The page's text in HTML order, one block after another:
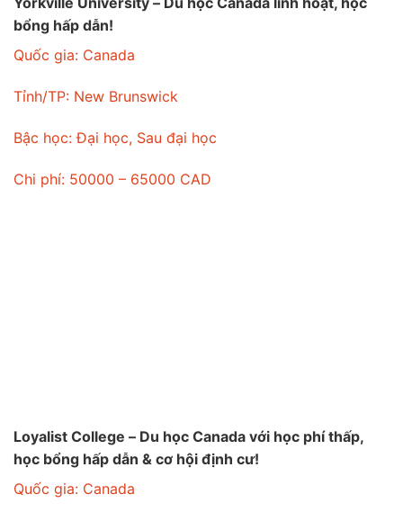
bổng hấp dẫn!
Quốc gia: Canada
Tỉnh/TP: New Brunswick
Bậc học:Đại học, Sau đại học
Chi phí: 50000 – 65000 CAD
Loyalist College – Du học Canada với học phí thấp,
học bổng hấp dẫn & cơ hội định cư!
Quốc gia: Canada